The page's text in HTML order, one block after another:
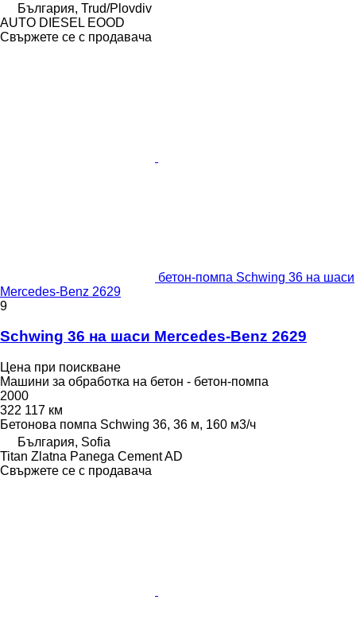
България, Trud/Plovdiv
AUTO DIESEL EOOD
Свържете се с продавача
бетон-помпа Schwing 36 на шаси
Mercedes-Benz 2629
9
Schwing 36 на шаси Mercedes-Benz 2629
Цена при поискване
Машини за обработка на бетон - бетон-помпа
2000
322 117 км
Бетонова помпа Schwing 36, 36 м, 160 м3/ч
България, Sofia
Titan Zlatna Panega Cement AD
Свържете се с продавача